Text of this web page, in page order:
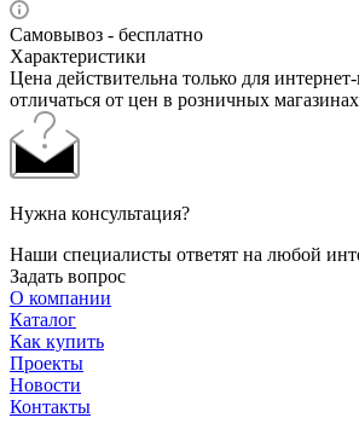
Самовывоз - бесплатно
Характеристики
Цена действительна только для
отличаться от цен в розничных магазинах
Нужна консультация?
Наши специалисты ответят на любой
Задать вопрос
О компании
Каталог
Как купить
Проекты
Новости
Контакты